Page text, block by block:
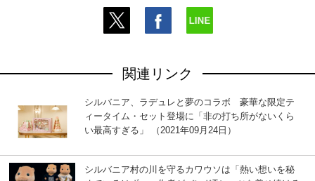
関連リンク
シルバニア、ラデュレと夢のコラボ 豪華な限定テ
ィータイム・セット登場に「非の打ち所がないくら
い最高すぎる」 （2021年09月24日）
シルバニア村の川を守るカワウソは「熱い想いを秘